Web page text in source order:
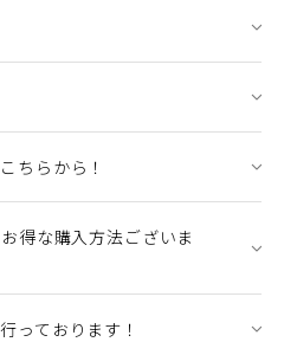
ちらから！
得な購入方法ございま
っております！